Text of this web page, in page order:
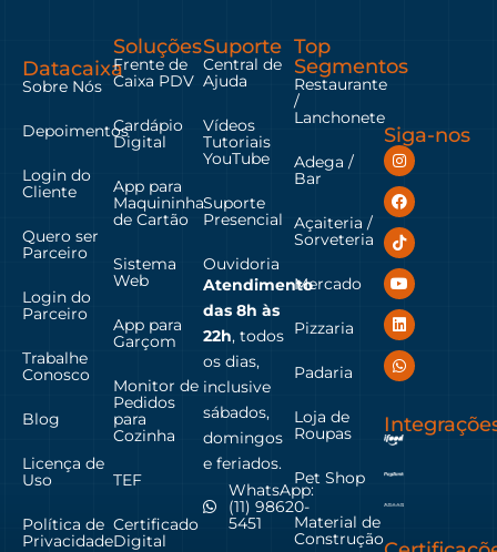
Datacaixa
Sobre Nós
Depoimentos
Login do
Cliente
Quero ser
Parceiro
Login do
Parceiro
Trabalhe
Conosco
Blog
Licença de
Uso
Política de
Privacidade
Soluções
Frente de
Caixa PDV
Cardápio
Digital
App para
Maquininha
de Cartão
Sistema
Web
App para
Garçom
Monitor de
Pedidos
para
Cozinha
TEF
Certificado
Digital
Suporte
Central de
Ajuda
Vídeos
Tutoriais
YouTube
Suporte
Presencial
Ouvidoria
Atendimento
das 8h às
22h, todos
os dias,
inclusive
sábados,
domingos
e feriados.
WhatsApp:
(11) 98620-
5451
Top
Segmentos
Restaurante
/
Lanchonete
Adega /
Bar
Açaiteria /
Sorveteria
Mercado
Pizzaria
Padaria
Loja de
Roupas
Pet Shop
Material de
Construção
Siga-nos